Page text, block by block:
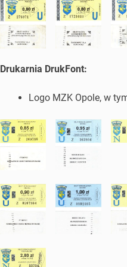
Drukarnia DrukFont:
Logo MZK Opole, w